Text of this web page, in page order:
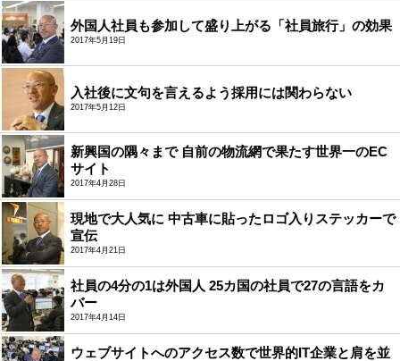
外国人社員も参加して盛り上がる「社員旅行」の効果
2017年5月19日
入社後に文句を言えるよう採用には関わらない
2017年5月12日
新興国の隅々まで 自前の物流網で果たす世界一のEC
サイト
2017年4月28日
現地で大人気に 中古車に貼ったロゴ入りステッカーで
宣伝
2017年4月21日
社員の4分の1は外国人 25カ国の社員で27の言語をカ
バー
2017年4月14日
ウェブサイトへのアクセス数で世界的IT企業と肩を並